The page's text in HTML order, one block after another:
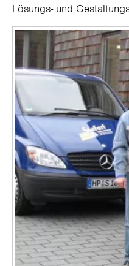
Lösungs- und